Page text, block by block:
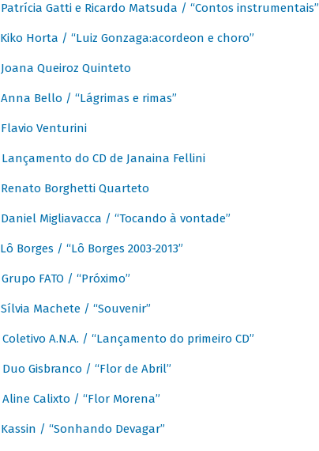
Patrícia Gatti e Ricardo Matsuda / “Contos instrumentais”
Kiko Horta / “Luiz Gonzaga:acordeon e choro”
Joana Queiroz Quinteto
Anna Bello / “Lágrimas e rimas”
Flavio Venturini
Lançamento do CD de Janaina Fellini
Renato Borghetti Quarteto
Daniel Migliavacca / “Tocando à vontade”
Lô Borges / “Lô Borges 2003-2013”
Grupo FATO / “Próximo”
Sílvia Machete / “Souvenir”
Coletivo A.N.A. / “Lançamento do primeiro CD”
Duo Gisbranco / “Flor de Abril”
Aline Calixto / “Flor Morena”
Kassin / “Sonhando Devagar”